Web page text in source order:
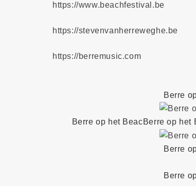
https://www.beachfestival.be
https://stevenvanherreweghe.be
https://berremusic.com
Berre
Berre op het BeacBerre op
Berre
Berre